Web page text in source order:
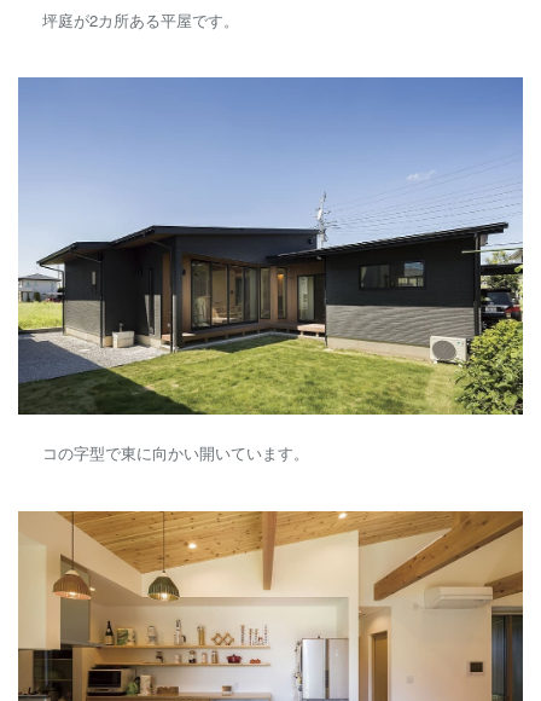
坪庭が2カ所ある平屋です。
コの字型で東に向かい開いています。